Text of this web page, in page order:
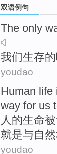
双语例句
The only
我们生存的
youdao
Human life
way for us
人的生命被
就是与自然
youdao